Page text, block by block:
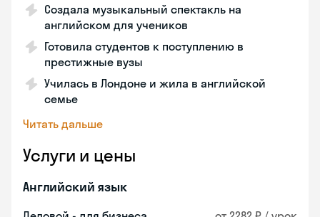
Создала музыкальный спектакль на
английском для учеников
Готовила студентов к поступлению в
престижные вузы
Училась в Лондоне и жила в английской
семье
Читать дальше
Услуги и цены
Английский язык